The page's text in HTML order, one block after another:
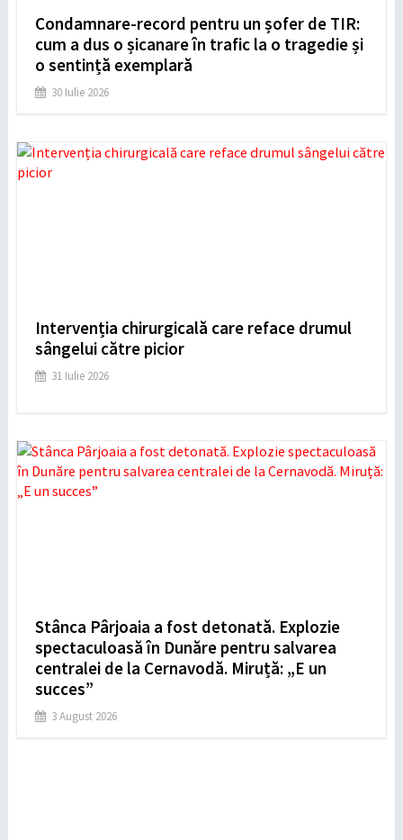
Condamnare-record pentru un șofer de TIR:
cum a dus o șicanare în trafic la o tragedie și
o sentință exemplară
30 Iulie 2026
Intervenția chirurgicală care reface drumul
sângelui către picior
31 Iulie 2026
Stânca Pârjoaia a fost detonată. Explozie
spectaculoasă în Dunăre pentru salvarea
centralei de la Cernavodă. Miruță: „E un
succes”
3 August 2026